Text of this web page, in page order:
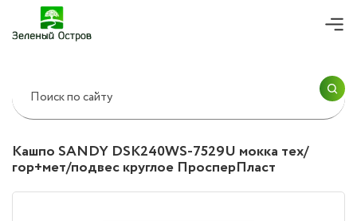
Кашпо SANDY DSK240WS-7529U мокка тех/
гор+мет/подвес круглое ПросперПласт
Согласие на